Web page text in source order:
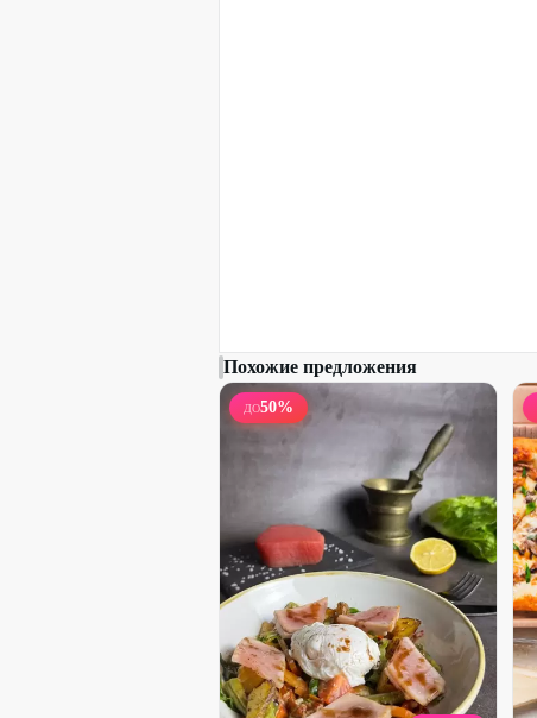
Похожие предложения
ДО50%